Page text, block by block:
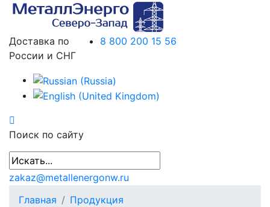
Доставка по
России и СНГ
8 800 200 15 56
Поиск по сайту
zakaz@metallenergonw.ru
Главная
Продукция